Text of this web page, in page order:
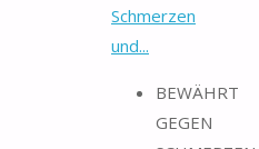
Schmerzen
und...
BEWÄHRT
GEGEN